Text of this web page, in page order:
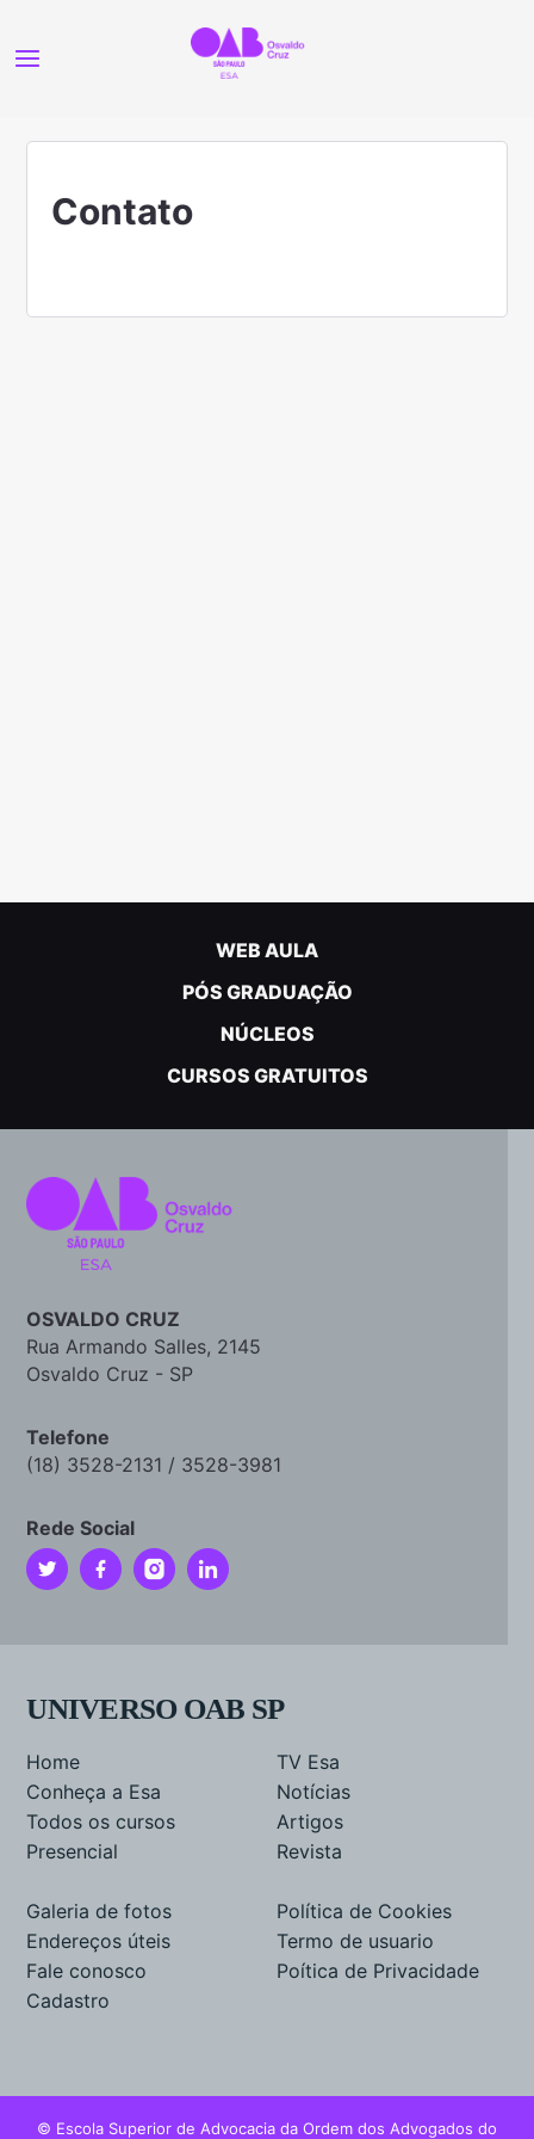
Contato
WEB AULA
PÓS GRADUAÇÃO
NÚCLEOS
CURSOS GRATUITOS
OSVALDO CRUZ
Rua Armando Salles, 2145
Osvaldo Cruz - SP
Telefone
(18) 3528-2131 / 3528-3981
Rede Social
UNIVERSO OAB SP
Home
Conheça a Esa
Todos os cursos
Presencial
TV Esa
Notícias
Artigos
Revista
Galeria de fotos
Endereços úteis
Fale conosco
Cadastro
Política de Cookies
Termo de usuario
Poítica de Privacidade
© Escola Superior de Advocacia da Ordem dos Advogados do